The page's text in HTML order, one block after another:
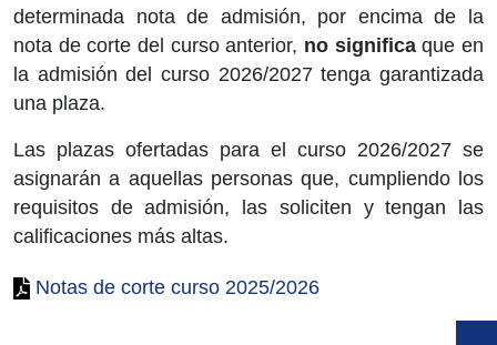
determinada nota de admisión, por encima de la
nota de corte del curso anterior, no significaque en
la admisión del curso 2026/2027 tenga garantizada
una plaza.
Las plazas ofertadas para el curso 2026/2027 se
asignarán a aquellas personas que, cumpliendo los
requisitos de admisión, las soliciten y tengan las
calificaciones más altas.
Notas de corte curso 2025/2026